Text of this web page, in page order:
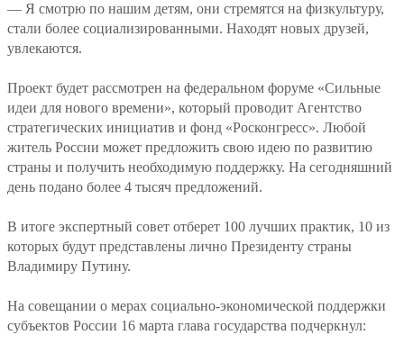
— Я смотрю по нашим детям, они стремятся на физкультуру,
стали более социализированными. Находят новых друзей,
увлекаются.
Проект будет рассмотрен на федеральном форуме «Сильные
идеи для нового времени», который проводит Агентство
стратегических инициатив и фонд «Росконгресс». Любой
житель России может предложить свою идею по развитию
страны и получить необходимую поддержку. На сегодняшний
день подано более 4 тысяч предложений.
В итоге экспертный совет отберет 100 лучших практик, 10 из
которых будут представлены лично Президенту страны
Владимиру Путину.
На совещании о мерах социально-экономической поддержки
субъектов России 16 марта глава государства подчеркнул: